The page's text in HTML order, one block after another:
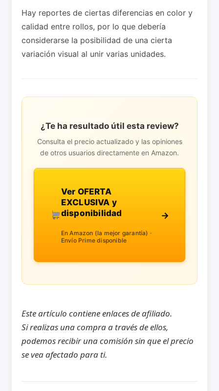
Hay reportes de ciertas diferencias en color y
calidad entre rollos, por lo que debería
considerarse la posibilidad de una cierta
variación visual al unir varias unidades.
¿Te ha resultado útil esta review?
Consulta el precio actualizado y las opiniones
de otros usuarios directamente en Amazon.
Ver OFERTA
EXCLUSIVA y
disponibilidad
En Amazon (la mejor garantía) ·
Envío Prime disponible
→
Este artículo contiene enlaces de afiliado.
Si realizas una compra a través de ellos,
podemos recibir una comisión sin que el precio
se vea afectado para ti.